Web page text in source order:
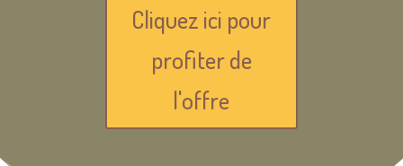
Cliquez ici pour
profiter de
l'offre